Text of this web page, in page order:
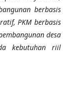
berbasis
PKM berbasis
desa
kebutuhan riil